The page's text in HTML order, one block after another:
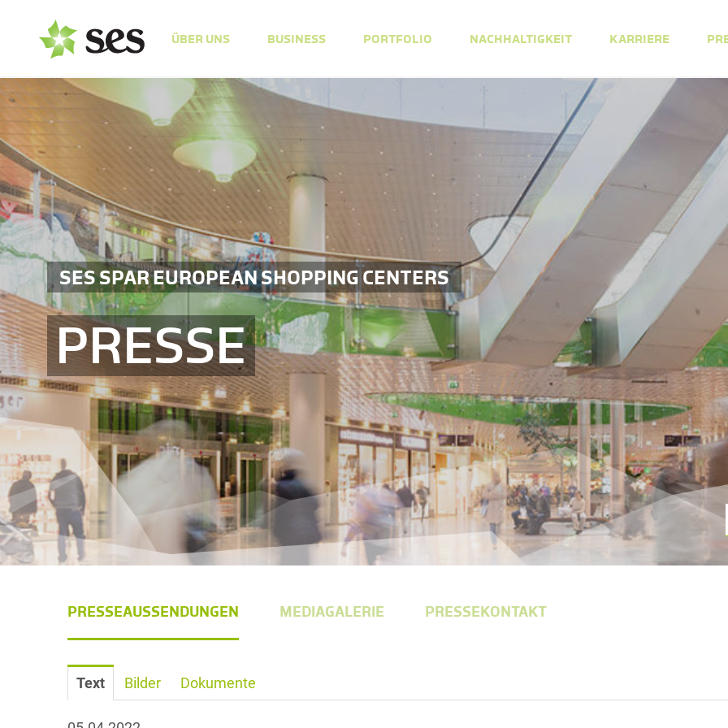
ÜBER UNS BUSINESS PORTFOLIO NACHHALTIGKEIT KARRIERE
SES SPAR EUROPEAN SHOPPING CENTERS
PRESSE
PRESSEAUSSENDUNGEN MEDIAGALERIE PRESSEKONTAKT
Text Bilder Dokumente